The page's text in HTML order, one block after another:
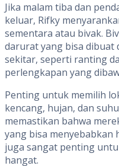
Jika malam tiba dan
keluar, Rifky
sementara atau bivak.
darurat yang bisa dibuat
sekitar, seperti ranting
perlengkapan yang
Penting untuk memilih
kencang, hujan, dan
memastikan bahwa
yang bisa menyebabkan
juga sangat penting
hangat.